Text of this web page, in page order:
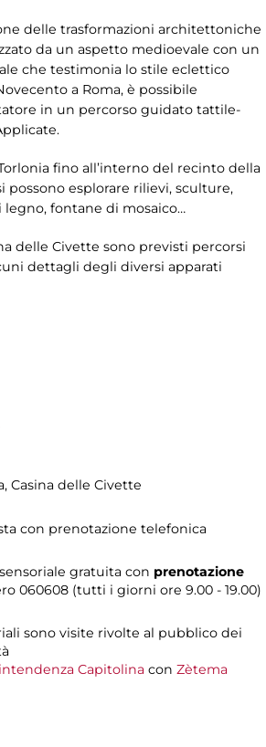
delle trasformazioni architettoniche
da un aspetto medioevale con un
che testimonia lo stile eclettico
a Roma, è possibile
in un percorso guidato tattile-
fino all’interno del recinto della
possono esplorare rilievi, sculture,
fontane di mosaico…
delle Civette sono previsti percorsi
dettagli degli diversi apparati
, Casina delle Civette
con prenotazione telefonica
gratuita con prenotazione
060608 (tutti i giorni ore 9.00 - 19.00)
sono visite rivolte al pubblico dei
Capitolina con Zètema